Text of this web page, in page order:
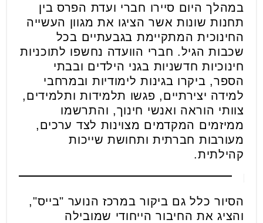
במהלך היום סיירו חברי ועדת הפרס בין
תחנות שונות אשר הציגו את מגוון העשייה
החינוכית המתקיימת בגבעתיים בכל
שכבות הגיל. חברי הוועדה נחשפו לתוכניות
חינוכיות חדשניות בגני הילדים ובבתי
הספר, ביקרו בגינות לימודיות ובמרחבי
למידה יצירתיים, פגשו תלמידות ותלמידים,
צוותי הוראה ואנשי חינוך, והתרשמו
ממיזמים המקדמים מצוינות לצד ערכים,
מעורבות חברתית ותחושת שייכות
קהילתית.
הסיור כלל גם ביקור במרכז הנוער "בייס",
והציג את החיבור הייחודי שמובילה